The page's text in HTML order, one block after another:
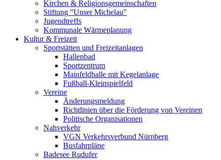
Kirchen & Religionsgemeinschaften
Stiftung "Unser Michelau"
Jugendtreffs
Kommunale Wärmeplanung
Kultur & Freizeit
Sportstätten und Freizeitanlagen
Hallenbad
Sportzentrum
Mainfeldhalle mit Kegelanlage
Fußball-Kleinspielfeld
Vereine
Änderungsmeldung
Richtlinien über die Förderung von Vereinen
Politische Organisationen
Nahverkehr
VGN Verkehrsverbund Nürnberg
Busfahrpläne
Badesee Rudufer